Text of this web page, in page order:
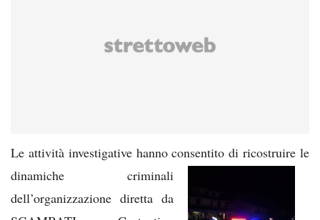
Le attività investigative hanno consentito di ricostruire le
dinamiche criminali
dell’organizzazione diretta da